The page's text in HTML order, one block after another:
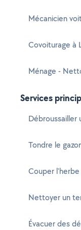
Mécanicien
Covoiturage à
Ménage -
Services
Débroussailler
Tondre le
Couper l'herbe
Nettoyer un
Évacuer des